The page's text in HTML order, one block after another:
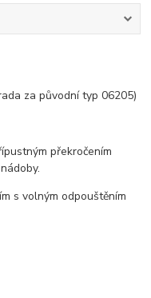
za původní typ 06205)
překročením
s volným odpouštěním